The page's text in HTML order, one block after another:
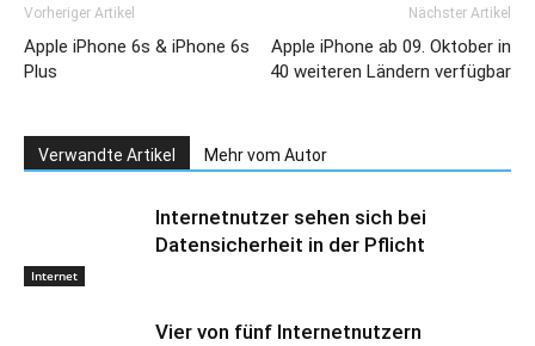
Vorheriger Artikel
Apple iPhone 6s & iPhone 6s
Plus
Nächster Artikel
Apple iPhone ab 09. Oktober in
40 weiteren Ländern verfügbar
Verwandte Artikel Mehr vom Autor
Internet
Internetnutzer sehen sich bei
Datensicherheit in der Pflicht
Vier von fünf Internetnutzern